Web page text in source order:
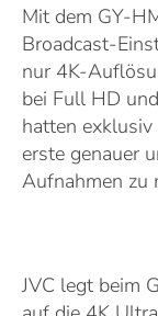
Mit dem GY-
Broadcast-
nur 4K-
bei Full HD
hatten
erste genauer
Aufnahmen zu
JVC legt beim